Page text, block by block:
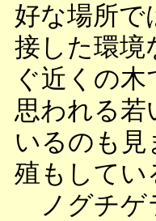
好な場所で
接した環境
ぐ近くの
思われる若
いるのも
殖もしてい
ノグチゲ